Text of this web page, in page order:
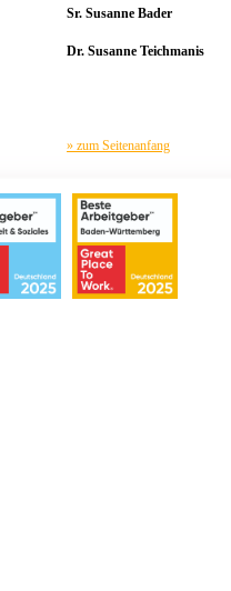
Sr. Susanne Bader
Dr. Susanne Teichmanis
» zum Seitenanfang